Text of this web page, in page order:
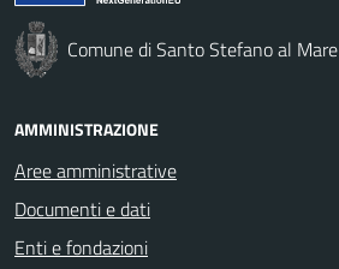
Comune di Santo Stefano al Mare
AMMINISTRAZIONE
Aree amministrative
Documenti e dati
Enti e fondazioni